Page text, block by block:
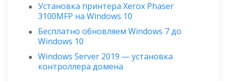
Установка принтера Xerox Phaser
3100MFP на Windows 10
Бесплатно обновляем Windows 7 до
Windows 10
Windows Server 2019 — установка
контроллера домена